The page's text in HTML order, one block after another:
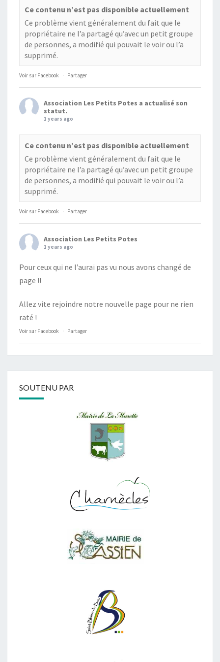
Ce contenu n’est pas disponible actuellement
Ce problème vient généralement du fait que le
propriétaire ne l’a partagé qu’avec un petit groupe
de personnes, a modifié qui pouvait le voir ou l’a
supprimé.
Voir sur Facebook · Partager
Association Les Petits Potes a actualisé son
statut.
1 years ago
Ce contenu n’est pas disponible actuellement
Ce problème vient généralement du fait que le
propriétaire ne l’a partagé qu’avec un petit groupe
de personnes, a modifié qui pouvait le voir ou l’a
supprimé.
Voir sur Facebook · Partager
Association Les Petits Potes
1 years ago
Pour ceux qui ne l’aurai pas vu nous avons changé de
page !!
Allez vite rejoindre notre nouvelle page pour ne rien
raté !
Voir sur Facebook · Partager
SOUTENU PAR